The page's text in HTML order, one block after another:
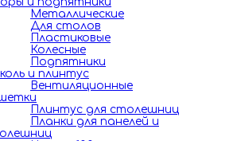
Металлические
Для столов
Пластиковые
Колесные
Подпятники
и плинтус
Вентиляционные
Плинтус для столешниц
Планки для панелей и